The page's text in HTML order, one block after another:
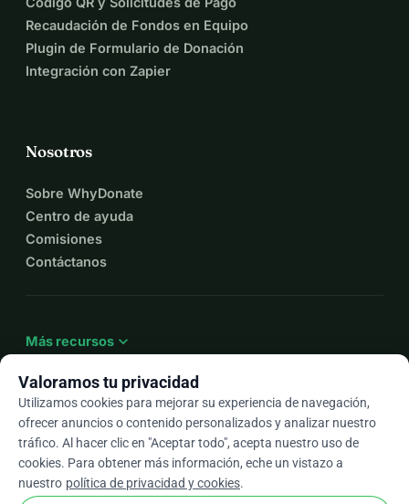
Recaudación de Fondos en Equipo
Plugin de Formulario de Donación
Integración con Zapier
Nosotros
Sobre WhyDonate
Centro de ayuda
Comisiones
Contáctanos
Más recursos expand_more
Esarrow_drop_down
★★★★★4,9 / 5 según más de 500 reseñas
Valoramos tu privacidad
Utilizamos cookies para mejorar su experiencia de navegación,
ofrecer anuncios o contenido personalizados y analizar nuestro
tráfico. Al hacer clic en "Aceptar todo", acepta nuestro uso de
cookies. Para obtener más información, eche un vistazo a
nuestro política de privacidad y cookies.